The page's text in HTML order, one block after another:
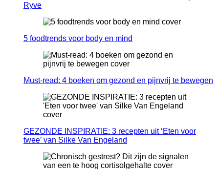
Ryve
5 foodtrends voor body en mind
Must-read: 4 boeken om gezond en pijnvrij te bewegen
GEZONDE INSPIRATIE: 3 recepten uit ‘Eten voor
twee’ van Silke Van Engeland